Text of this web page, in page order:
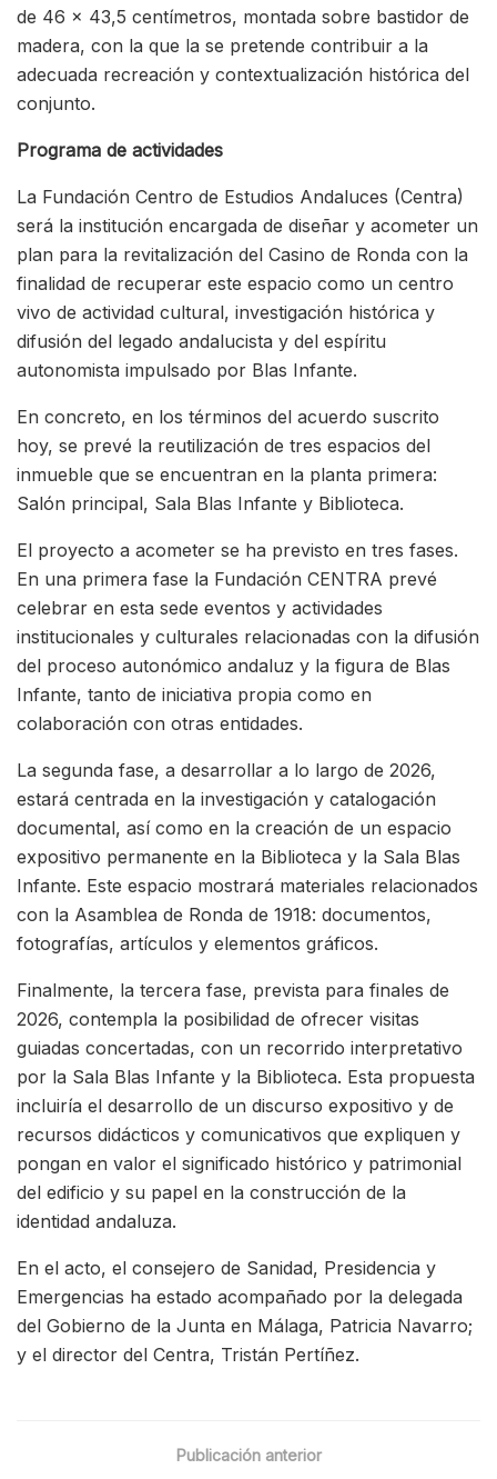
de 46 x 43,5 centímetros, montada sobre bastidor de
madera, con la que la se pretende contribuir a la
adecuada recreación y contextualización histórica del
conjunto.
Programa de actividades
La Fundación Centro de Estudios Andaluces (Centra)
será la institución encargada de diseñar y acometer un
plan para la revitalización del Casino de Ronda con la
finalidad de recuperar este espacio como un centro
vivo de actividad cultural, investigación histórica y
difusión del legado andalucista y del espíritu
autonomista impulsado por Blas Infante.
En concreto, en los términos del acuerdo suscrito
hoy, se prevé la reutilización de tres espacios del
inmueble que se encuentran en la planta primera:
Salón principal, Sala Blas Infante y Biblioteca.
El proyecto a acometer se ha previsto en tres fases.
En una primera fase la Fundación CENTRA prevé
celebrar en esta sede eventos y actividades
institucionales y culturales relacionadas con la difusión
del proceso autonómico andaluz y la figura de Blas
Infante, tanto de iniciativa propia como en
colaboración con otras entidades.
La segunda fase, a desarrollar a lo largo de 2026,
estará centrada en la investigación y catalogación
documental, así como en la creación de un espacio
expositivo permanente en la Biblioteca y la Sala Blas
Infante. Este espacio mostrará materiales relacionados
con la Asamblea de Ronda de 1918: documentos,
fotografías, artículos y elementos gráficos.
Finalmente, la tercera fase, prevista para finales de
2026, contempla la posibilidad de ofrecer visitas
guiadas concertadas, con un recorrido interpretativo
por la Sala Blas Infante y la Biblioteca. Esta propuesta
incluiría el desarrollo de un discurso expositivo y de
recursos didácticos y comunicativos que expliquen y
pongan en valor el significado histórico y patrimonial
del edificio y su papel en la construcción de la
identidad andaluza.
En el acto, el consejero de Sanidad, Presidencia y
Emergencias ha estado acompañado por la delegada
del Gobierno de la Junta en Málaga, Patricia Navarro;
y el director del Centra, Tristán Pertíñez.
Publicación anterior